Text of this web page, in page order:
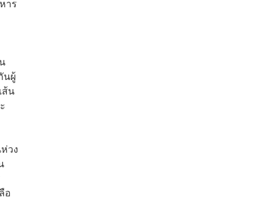
าร
นผู้
ส้น
วง
อ